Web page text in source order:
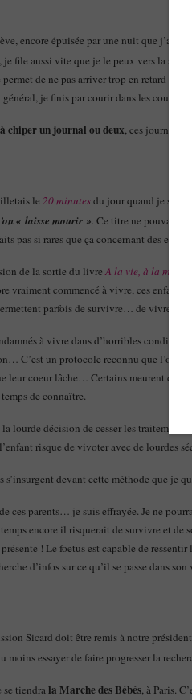
encore épuisée par une nuit que
file aussi vite que je le peux vers la salle
de ne pas arriver trop en retard au
je finis par courir dans les
chiper un journal ou deux, ces journaux
le 20 minutesdu jour quand je suis
« laisse mourir ». Ce titre ne pouvait
pas si rares que ça concernant des
de la sortie du livreA la vie, à la mort
vraiment commencé à vivre, ces
parfois de survivre… de vivre…
à vivre dans d’horribles
C’est un protocole reconnu que l’on
leur coeur lâche… Certains meurent dès
de connaître.
lourde décision de cesser les
risque de vivoter avec de
s’insurgent devant cette méthode que je
ces parents… je suis effrayée. Je ne
encore il risquerait de survivre et de
! Le foetus est capable de
d’infos sur ce qu’il se passe dans
Sicard doit être remis à notre
moins essayer de faire progresser la
se tiendrala Marche des Bébés, à Paris.